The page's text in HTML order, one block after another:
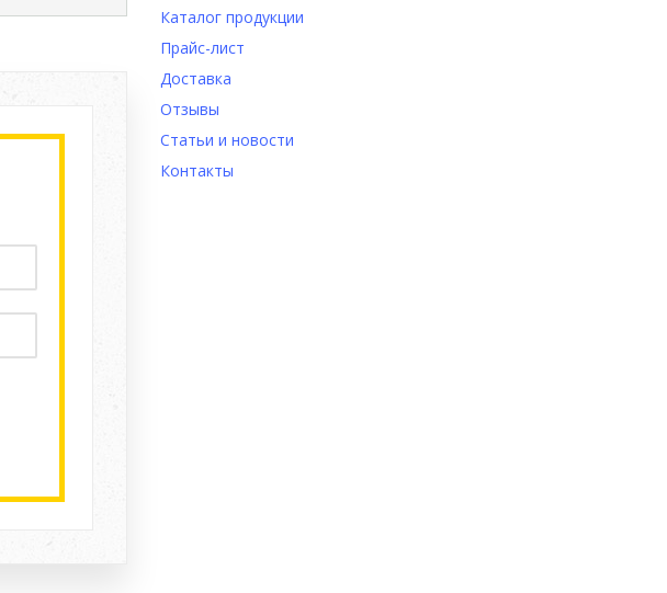
Каталог продукции
Прайс-лист
Доставка
Отзывы
Статьи и новости
Контакты